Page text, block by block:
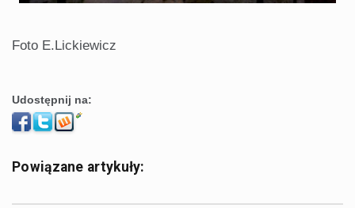
Foto E.Lickiewicz
Udostępnij na:
Powiązane artykuły: